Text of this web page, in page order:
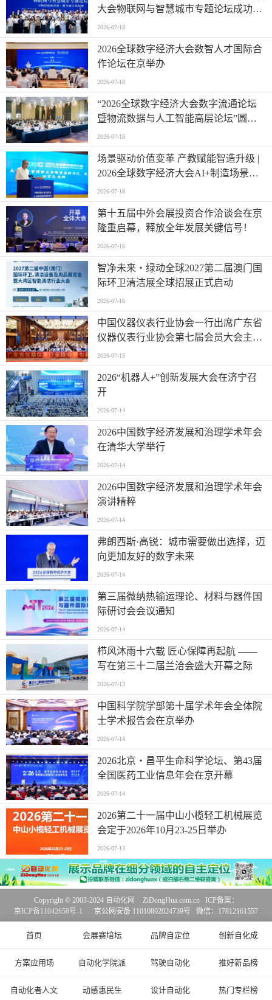
大会物联网与智慧城市专题论坛成功举
办
2026-07-18
2026全球数字经济大会数智人才国际合
作论坛在京举办
2026-07-18
“2026全球数字经济大会数字流通论坛
暨物流数据与人工智能高层论坛”圆满
成功举办
2026-07-18
场景驱动价值变革 产教赋能智造升级 |
2026全球数字经济大会AI+制造场景落
地国际论坛成功举办
2026-07-18
第十五届中外会展投资合作洽谈会在京
隆重启幕，释放全年发展关键信号！
2026-07-16
智净未来・绿动全球2027第二届澳门国
际环卫清洁展全球招展正式启动
2026-07-16
中国仪器仪表行业协会一行出席广东省
仪器仪表行业协会第七届会员大会主题
活动并进行走访交流
2026-07-15
2026“机器人+”创新发展大会在济宁召
开
2026-07-14
2026中国数字经济发展和治理学术年会
在清华大学举行
2026-07-14
2026中国数字经济发展和治理学术年会
演讲精粹
2026-07-14
弗朗西斯·高锐：城市需要做出选择，迈
向更加友好的数字未来
2026-07-14
第三届微纳热输运理论、材料与器件国
际研讨会会议通知
2026-07-14
栉风沐雨十六载 匠心保障再起航 ——
写在第三十二届兰洽会盛大开幕之际
2026-07-13
中国科学院学部第十届学术年会全体院
士学术报告会在京举办
2026-07-14
2026北京・昌平生命科学论坛、第43届
全国医药工业信息年会在京开幕
2026-07-14
2026第二十一届中山小榄轻工机械展览
会定于2026年10月23-25日举办
2026-07-13
首页 会展赛培坛 品牌自定位 创新自化成
方案应用场 自动化学院派 驾驶自动化 推好新品榜
自动化者人文 动感惠民生 设计自动化 热门专栏榜
Copyright © 2003-2024 自动化网
ZiDongHua.com.cn ICP备案：
京ICP备11042658号-1
京公网安备 11010802024739号 微信：17812161557